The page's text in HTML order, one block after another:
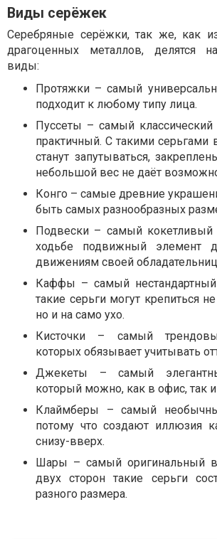
Виды серёжек
Серебряные серёжки, так же, как
драгоценных металлов, делятся
виды:
Протяжки – самый
подходит к любому типу лица.
Пуссеты – самый
практичный. С такими
станут запутываться,
небольшой вес не даёт
Конго – самые древние
быть самых разнообразных
Подвески – самый кокетливый
ходьбе подвижный элемент
движениям своей
Каффы – самый
такие серьги могут крепиться
но и на само ухо.
Кисточки – самый
которых обязывает учитывать
Джекеты – самый
который можно, как в офис, так
Клаймберы – самый
потому что создают иллюзия
снизу-вверх.
Шары – самый оригинальный
двух сторон такие серьги
разного размера.